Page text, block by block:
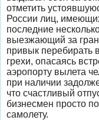
отметить
России лиц,
последние
выезжающий за
привык перебирать
грехи, опасаясь
аэропорту вылета
при наличии
что счастливый
бизнесмен просто
самолету.